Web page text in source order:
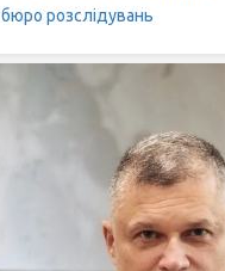
бюро розслідувань